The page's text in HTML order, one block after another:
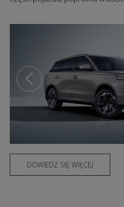
DOWIEDZ SIĘ WIĘCEJ